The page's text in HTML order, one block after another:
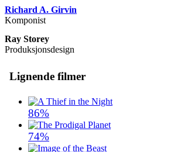
Richard A. Girvin
Komponist
Ray Storey
Produksjonsdesign
Lignende filmer
86%
74%